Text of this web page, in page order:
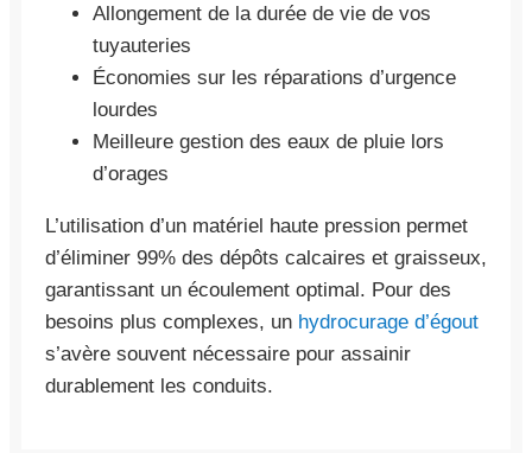
Allongement de la durée de vie de vos
tuyauteries
Économies sur les réparations d’urgence
lourdes
Meilleure gestion des eaux de pluie lors
d’orages
L’utilisation d’un matériel haute pression permet
d’éliminer 99% des dépôts calcaires et graisseux,
garantissant un écoulement optimal. Pour des
besoins plus complexes, un hydrocurage d’égout
s’avère souvent nécessaire pour assainir
durablement les conduits.